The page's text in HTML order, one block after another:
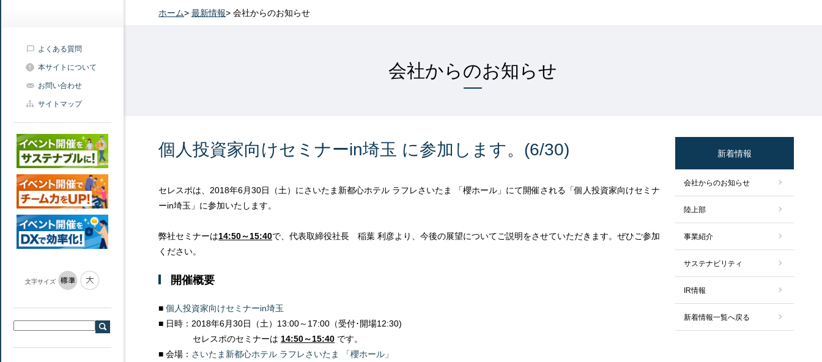
よくある質問
本サイトについて
お問い合わせ
サイトマップ
文字サイズ
ホーム> 最新情報> 会社からのお知らせ
会社からのお知らせ
個人投資家向けセミナーin埼玉 に参加します。(6/30)
セレスポは、2018年6月30日（土）にさいたま新都心ホテル ラフレさいたま 「櫻ホール」にて開催される「個人投資家向けセミナ
ーin埼玉」に参加いたします。
弊社セミナーは14:50～15:40で、代表取締役社長 稲葉 利彦より、今後の展望についてご説明をさせていただきます。ぜひご参加
ください。
開催概要
■個人投資家向けセミナーin埼玉
■ 日時：2018年6月30日（土）13:00～17:00（受付･開場12:30)
セレスポのセミナーは 14:50～15:40 です。
■ 会場： さいたま新都心ホテル ラフレさいたま 「櫻ホール」
新着情報
会社からのお知らせ
陸上部
事業紹介
サステナビリティ
IR情報
新着情報一覧へ戻る